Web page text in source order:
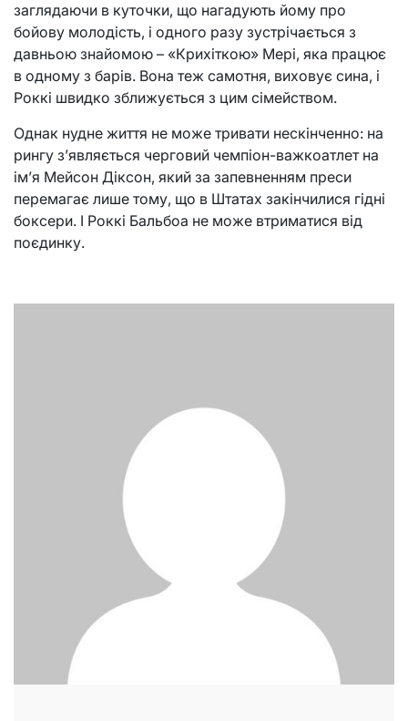
заглядаючи в куточки, що нагадують йому про
бойову молодість, і одного разу зустрічається з
давньою знайомою – «Крихіткою» Мері, яка працює
в одному з барів. Вона теж самотня, виховує сина, і
Роккі швидко зближується з цим сімейством.
Однак нудне життя не може тривати нескінченно: на
рингу з’являється черговий чемпіон-важкоатлет на
ім’я Мейсон Діксон, який за запевненням преси
перемагає лише тому, що в Штатах закінчилися гідні
боксери. І Роккі Бальбоа не може втриматися від
поєдинку.